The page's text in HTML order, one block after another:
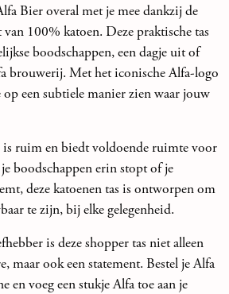
Bier overal met je mee dankzij de
100% katoen. Deze praktische tas
boodschappen, een dagje uit of
brouwerij. Met het iconische Alfa-logo
een subtiele manier zien waar jouw
is ruim en biedt voldoende ruimte voor
boodschappen erin stopt of je
deze katoenen tas is ontworpen om
te zijn, bij elke gelegenheid.
is deze shopper tas niet alleen
maar ook een statement. Bestel je Alfa
en voeg een stukje Alfa toe aan je